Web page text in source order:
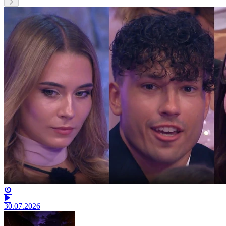
30.07.2026